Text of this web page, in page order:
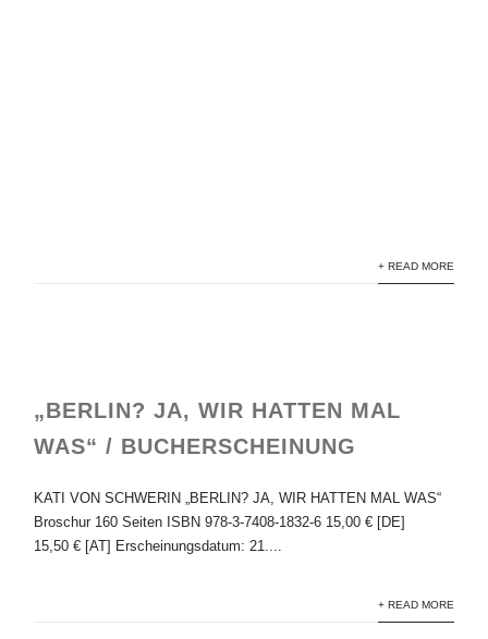
+ READ MORE
„BERLIN? JA, WIR HATTEN MAL
WAS“ / BUCHERSCHEINUNG
KATI VON SCHWERIN „BERLIN? JA, WIR HATTEN MAL WAS“
Broschur 160 Seiten ISBN 978-3-7408-1832-6 15,00 € [DE]
15,50 € [AT] Erscheinungsdatum: 21....
+ READ MORE